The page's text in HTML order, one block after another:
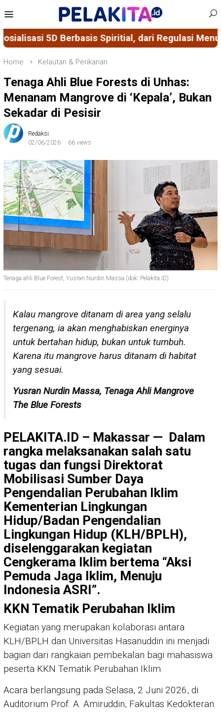
to
content
Menu
Regulasi Menuju Perubahan Perilaku, Budaya
Home Kelautan & Perikanan
Tenaga Ahli Blue Forests di Unhas:
Menanam Mangrove di ‘Kepala’, Bukan
Sekadar di Pesisir
Redaksi
02/06/2026
66 views
Tenaga ahli Blue Forest, Yusran Nurdin Massa (dok: Pelakita.ID)
Kalau mangrove ditanam di area yang selalu
tergenang, ia akan menghabiskan energinya
untuk bertahan hidup, bukan untuk tumbuh.
Karena itu mangrove harus ditanam di habitat
yang sesuai.
Yusran Nurdin Massa, Tenaga Ahli Mangrove
The Blue Forests
PELAKITA.ID – Makassar — Dalam
rangka melaksanakan salah satu
tugas dan fungsi Direktorat
Mobilisasi Sumber Daya
Pengendalian Perubahan Iklim
Kementerian Lingkungan
Hidup/Badan Pengendalian
Lingkungan Hidup (KLH/BPLH),
diselenggarakan kegiatan
Cengkerama Iklim bertema “Aksi
Pemuda Jaga Iklim, Menuju
Indonesia ASRI”.
KKN Tematik Perubahan Iklim
Kegiatan yang merupakan kolaborasi antara
KLH/BPLH dan Universitas Hasanuddin ini menjadi
bagian dari rangkaian pembekalan bagi mahasiswa
peserta KKN Tematik Perubahan Iklim.
Acara berlangsung pada Selasa, 2 Juni 2026, di
Auditorium Prof. A. Amiruddin, Fakultas Kedokteran